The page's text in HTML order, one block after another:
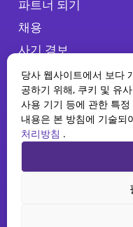
파트너 되기
채용
사기 경보
딩)
당사 웹사이트에서 보다
공하기 위해, 쿠키 및 유
사용 기기 등에 관한 특
내용은 본 방침에 기술되
처리방침 .